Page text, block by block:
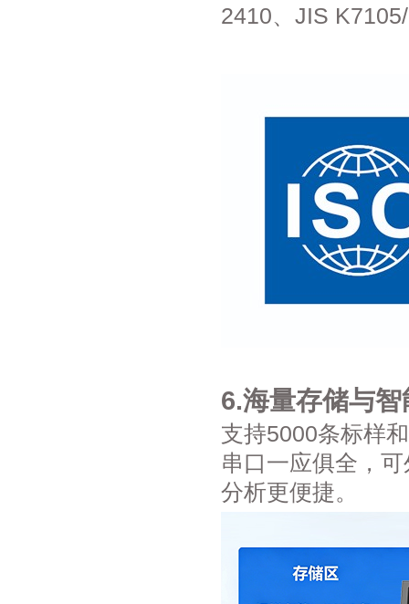
2410、JIS
6.海量存储与
支持5000条标样
串口一应俱全，
分析更便捷。